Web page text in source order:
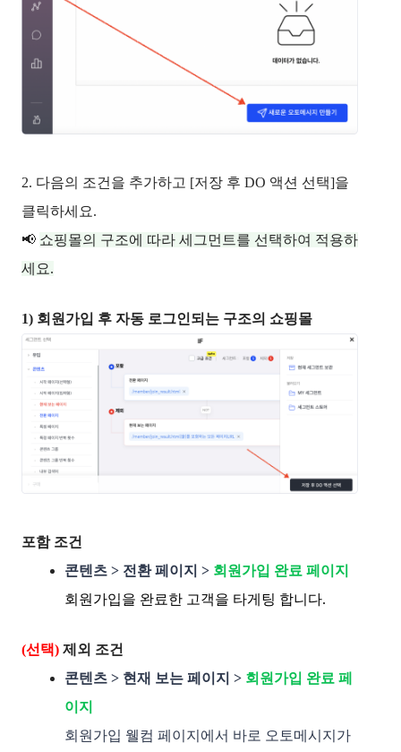
2. 다음의 조건을 추가하고 [저장 후 DO 액션 선택]을
클릭하세요.
📢 쇼핑몰의 구조에 따라 세그먼트를 선택하여 적용하
세요.
1) 회원가입 후 자동 로그인되는 구조의 쇼핑몰
포함 조건
콘텐츠 > 전환 페이지 > 회원가입 완료 페이지
회원가입을 완료한 고객을 타게팅 합니다.
(선택) 제외 조건
콘텐츠 > 현재 보는 페이지 > 회원가입 완료 페
이지
회원가입 웰컴 페이지에서 바로 오토메시지가